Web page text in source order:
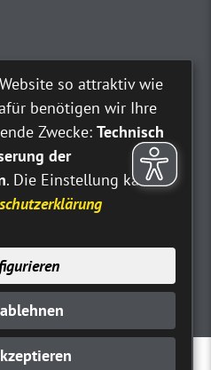
so attraktiv wie
benötigen wir Ihre
Zwecke: Technisch
der
. Die Einstellung kann